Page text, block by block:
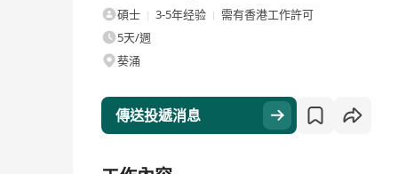
碩士
3-5年经验
需有香港工作許可
5天/週
葵涌
傳送投遞消息